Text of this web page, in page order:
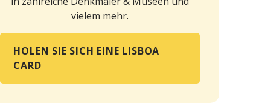
vielem mehr.
HOLEN SIE SICH EINE LISBOA
CARD